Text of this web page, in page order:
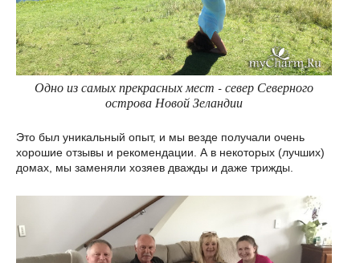
Одно из самых прекрасных мест - север Северного
острова Новой Зеландии
Это был уникальный опыт, и мы везде получали очень
хорошие отзывы и рекомендации. А в некоторых (лучших)
домах, мы заменяли хозяев дважды и даже трижды.